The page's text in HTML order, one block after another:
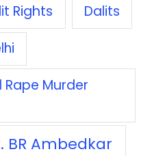
Rights Dalits
Murder
BR Ambedkar